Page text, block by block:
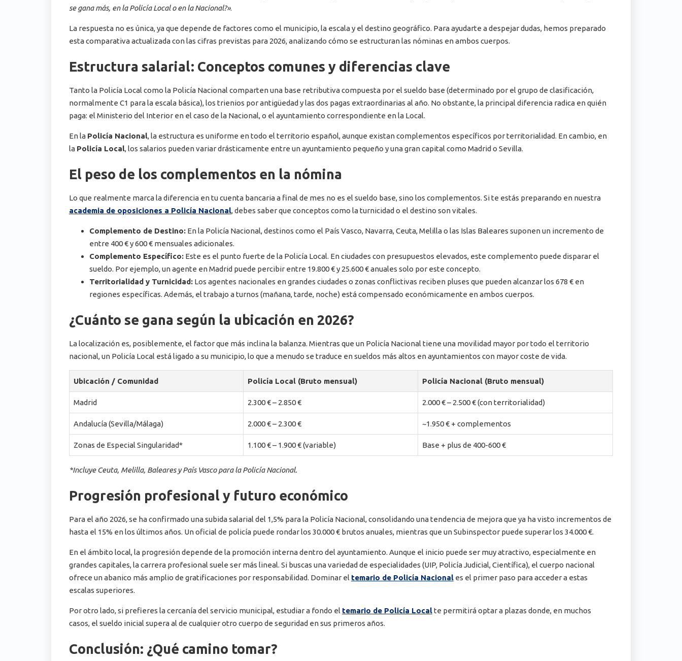
se gana más, en la Policía Local o en la Nacional?».
La respuesta no es única, ya que depende de factores como el municipio, la escala y el destino geográfico. Para ayudarte a despejar dudas, hemos preparado
esta comparativa actualizada con las cifras previstas para 2026, analizando cómo se estructuran las nóminas en ambos cuerpos.
Estructura salarial: Conceptos comunes y diferencias clave
Tanto la Policía Local como la Policía Nacional comparten una base retributiva compuesta por el sueldo base (determinado por el grupo de clasificación,
normalmente C1 para la escala básica), los trienios por antigüedad y las dos pagas extraordinarias al año. No obstante, la principal diferencia radica en quién
paga: el Ministerio del Interior en el caso de la Nacional, o el ayuntamiento correspondiente en la Local.
En la Policía Nacional, la estructura es uniforme en todo el territorio español, aunque existan complementos específicos por territorialidad. En cambio, en
la Policía Local, los salarios pueden variar drásticamente entre un ayuntamiento pequeño y una gran capital como Madrid o Sevilla.
El peso de los complementos en la nómina
Lo que realmente marca la diferencia en tu cuenta bancaria a final de mes no es el sueldo base, sino los complementos. Si te estás preparando en nuestra
academia de oposiciones a Policía Nacional, debes saber que conceptos como la turnicidad o el destino son vitales.
Complemento de Destino:En la Policía Nacional, destinos como el País Vasco, Navarra, Ceuta, Melilla o las Islas Baleares suponen un incremento de
entre 400 € y 600 € mensuales adicionales.
Complemento Específico:Este es el punto fuerte de la Policía Local. En ciudades con presupuestos elevados, este complemento puede disparar el
sueldo. Por ejemplo, un agente en Madrid puede percibir entre 19.800 € y 25.600 € anuales solo por este concepto.
Territorialidad y Turnicidad:Los agentes nacionales en grandes ciudades o zonas conflictivas reciben pluses que pueden alcanzar los 678 € en
regiones específicas. Además, el trabajo a turnos (mañana, tarde, noche) está compensado económicamente en ambos cuerpos.
¿Cuánto se gana según la ubicación en 2026?
La localización es, posiblemente, el factor que más inclina la balanza. Mientras que un Policía Nacional tiene una movilidad mayor por todo el territorio
nacional, un Policía Local está ligado a su municipio, lo que a menudo se traduce en sueldos más altos en ayuntamientos con mayor coste de vida.
Ubicación / Comunidad Policía Local (Bruto mensual) Policía Nacional (Bruto mensual)
Madrid 2.300 € – 2.850 € 2.000 € – 2.500 € (con territorialidad)
Andalucía (Sevilla/Málaga) 2.000 € – 2.300 € ~1.950 € + complementos
Zonas de Especial Singularidad* 1.100 € – 1.900 € (variable) Base + plus de 400-600 €
*Incluye Ceuta, Melilla, Baleares y País Vasco para la Policía Nacional.
Progresión profesional y futuro económico
Para el año 2026, se ha confirmado una subida salarial del 1,5% para la Policía Nacional, consolidando una tendencia de mejora que ya ha visto incrementos de
hasta el 15% en los últimos años. Un oficial de policía puede rondar los 30.000 € brutos anuales, mientras que un Subinspector puede superar los 34.000 €.
En el ámbito local, la progresión depende de la promoción interna dentro del ayuntamiento. Aunque el inicio puede ser muy atractivo, especialmente en
grandes capitales, la carrera profesional suele ser más lineal. Si buscas una variedad de especialidades (UIP, Policía Judicial, Científica), el cuerpo nacional
ofrece un abanico más amplio de gratificaciones por responsabilidad. Dominar el temario de Policía Nacionales el primer paso para acceder a estas
escalas superiores.
Por otro lado, si prefieres la cercanía del servicio municipal, estudiar a fondo el temario de Policía Localte permitirá optar a plazas donde, en muchos
casos, el sueldo inicial supera al de cualquier otro cuerpo de seguridad en sus primeros años.
Conclusión: ¿Qué camino tomar?